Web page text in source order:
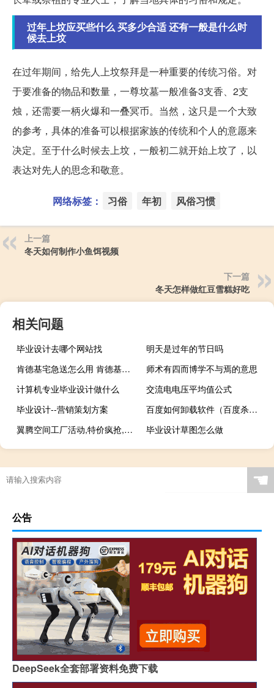
过年上坟应买些什么 买多少合适 还有一般是什么时
候去上坟
在过年期间，给先人上坟祭拜是一种重要的传统习俗。对
于要准备的物品和数量，一尊坟墓一般准备3支香、2支
烛，还需要一柄火爆和一叠冥币。当然，这只是一个大致
的参考，具体的准备可以根据家族的传统和个人的意愿来
决定。至于什么时候去上坟，一般初二就开始上坟了，以
表达对先人的思念和敬意。
网络标签： 习俗 年初 风俗习惯
上一篇
冬天如何制作小鱼饵视频
下一篇
冬天怎样做红豆雪糕好吃
相关问题
毕业设计去哪个网站找
明天是过年的节日吗
肯德基宅急送怎么用 肯德基宅急送优惠券
师术有四而博学不与焉的意思
计算机专业毕业设计做什么
交流电电压平均值公式
毕业设计--营销策划方案
百度如何卸载软件（百度杀毒怎么卸载）
翼腾空间工厂活动,特价疯抢,翼腾整装开启“工厂钜惠”
毕业设计草图怎么做
☚
公告
DeepSeek全套部署资料免费下载